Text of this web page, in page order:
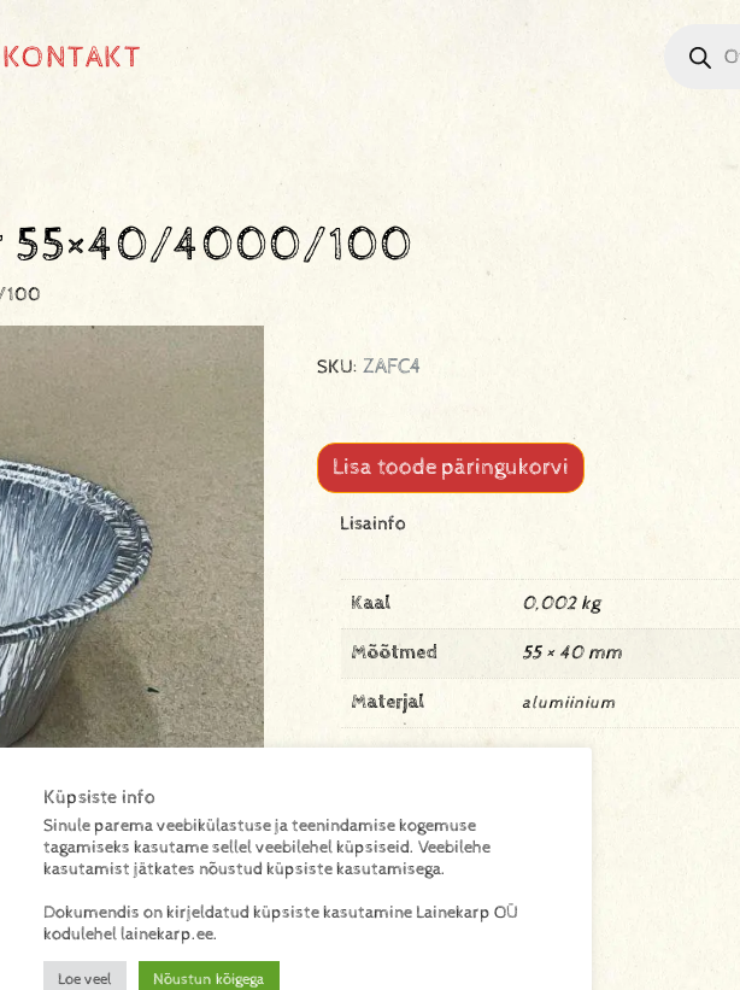
KONTAKT
55×40/4000/100
100
SKU: ZAFC4
Lisa toode päringukorvi
Lisainfo
Kaal 0,002 kg
Mõõtmed 55 × 40 mm
Materjal alumiinium
Küpsiste info
Sinule parema veebikülastuse ja teenindamise kogemuse
tagamiseks kasutame sellel veebilehel küpsiseid. Veebilehe
kasutamist jätkates nõustud küpsiste kasutamisega.
Dokumendis on kirjeldatud küpsiste kasutamine Lainekarp OÜ
kodulehel lainekarp.ee.
Loe veel Nõustun kõigega